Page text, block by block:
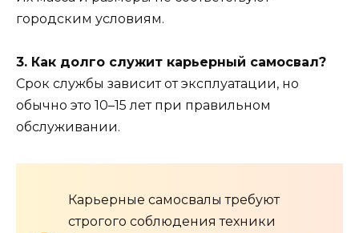
городским условиям.
3. Как долго служит карьерный самосвал?
Срок службы зависит от эксплуатации, но
обычно это 10–15 лет при правильном
обслуживании.
Карьерные самосвалы требуют
строгого соблюдения техники